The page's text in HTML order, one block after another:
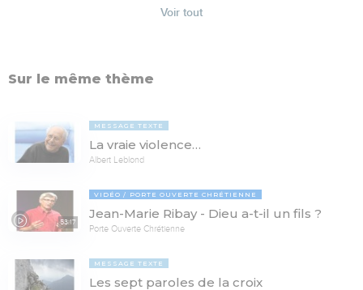
Voir tout
Sur le même thème
MESSAGE TEXTE
La vraie violence…
Albert Leblond
53:17
VIDÉO PORTE OUVERTE CHRÉTIENNE
Jean-Marie Ribay - Dieu a-t-il un fils ?
Porte Ouverte Chrétienne
MESSAGE TEXTE
Les sept paroles de la croix